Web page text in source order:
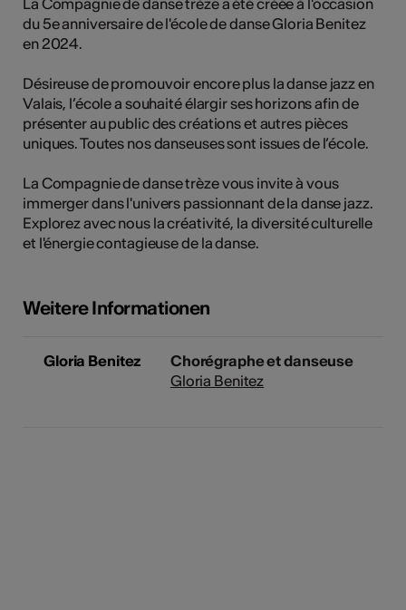
du 5e anniversaire de l'école de danse Gloria Benitez
en 2024.
Désireuse de promouvoir encore plus la danse jazz en
Valais, l’école a souhaité élargir ses horizons afin de
présenter au public des créations et autres pièces
uniques. Toutes nos danseuses sont issues de l’école.
La Compagnie de danse trèze vous invite à vous
immerger dans l'univers passionnant de la danse jazz.
Explorez avec nous la créativité, la diversité culturelle
et l'énergie contagieuse de la danse.
Weitere Informationen
Gloria Benitez
Chorégraphe et danseuse
Gloria Benitez